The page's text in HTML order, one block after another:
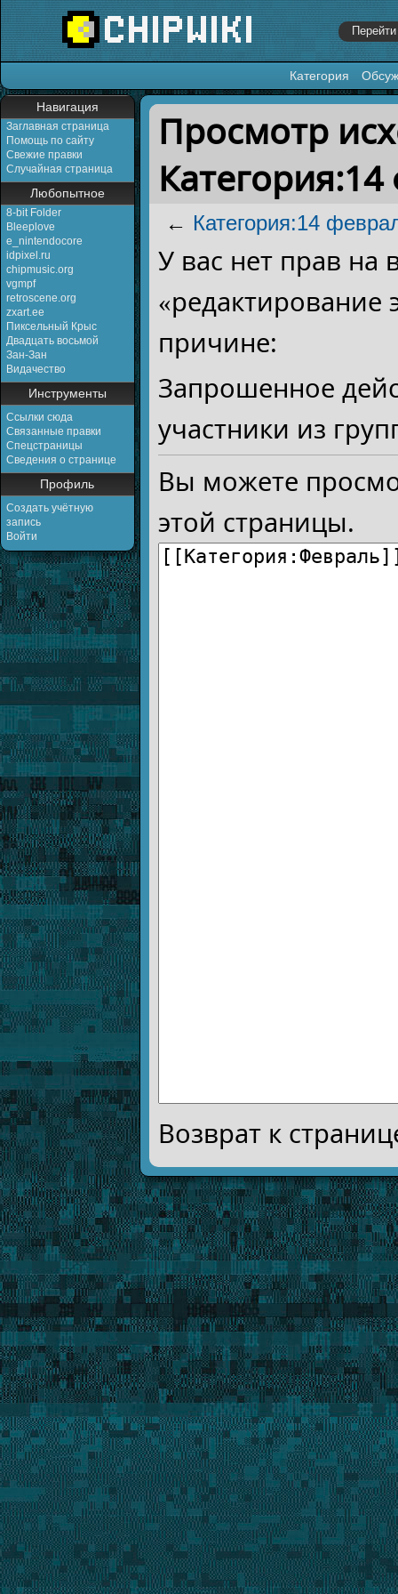
Категория
Навигация
Заглавная страница
Помощь по сайту
Свежие правки
Случайная страница
Любопытное
8-bit Folder
Bleeplove
e_nintendocore
idpixel.ru
chipmusic.org
vgmpf
retroscene.org
zxart.ee
Пиксельный Крыс
Двадцать восьмой
Зан-Зан
Видачество
Инструменты
Ссылки сюда
Связанные правки
Спецстраницы
Сведения о странице
Профиль
Создать учётную
запись
Войти
Перейти к:навигация,поиск
Просмотр
← Категория:14
У вас нет прав на
причине:
Запрошенное
участники из
Вы можете
этой страницы.
Возврат к